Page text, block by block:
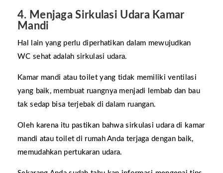
4. Menjaga Sirkulasi Udara Kamar
Mandi
Hal lain yang perlu diperhatikan dalam mewujudkan
WC sehat adalah sirkulasi udara.
Kamar mandi atau toilet yang tidak memiliki ventilasi
yang baik, membuat ruangnya menjadi lembab dan bau
tak sedap bisa terjebak di dalam ruangan.
Oleh karena itu pastikan bahwa sirkulasi udara di kamar
mandi atau toilet di rumah Anda terjaga dengan baik,
memudahkan pertukaran udara.